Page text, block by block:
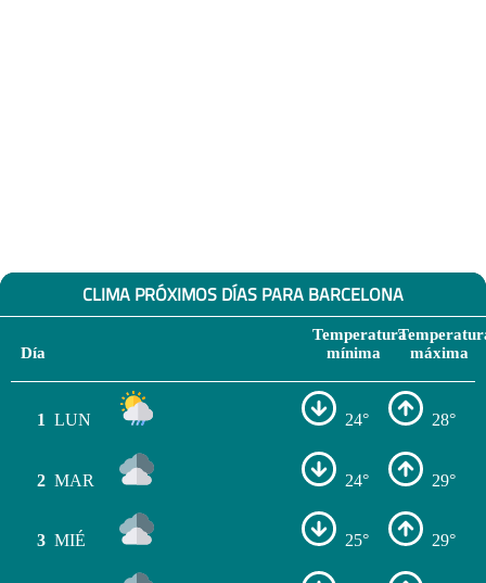
CLIMA PRÓXIMOS DÍAS PARA BARCELONA
Día
Temperatura
mínima
máxima
1 LUN 24° 28°
2 MAR 24° 29°
3 MIÉ 25° 29°